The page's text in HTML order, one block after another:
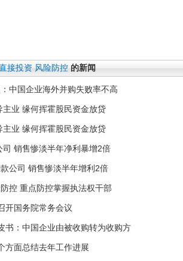
接投资 风险防控 的新闻
中国企业海外并购失败率不高
业 缘何挥霍股民资金放贷
业 缘何挥霍股民资金放贷
销售惨淡半年净利暴增2倍
款公司 销售惨淡半年增利2倍
控 重点防控掌握执法权干部
开国务院常务会议
书：中国企业由被收购转为收购方
方面总结去年工作进展